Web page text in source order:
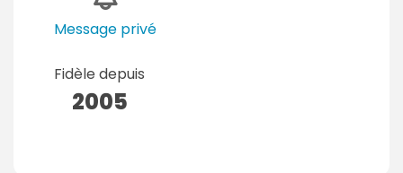
Message privé
Fidèle depuis
2005